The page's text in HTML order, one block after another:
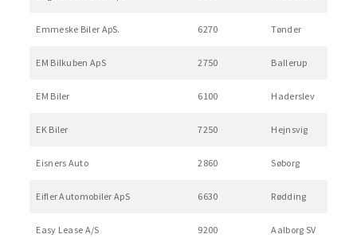
Emmeske Biler ApS. 6270 Tønder
EM Bilkuben ApS 2750 Ballerup
EM Biler 6100 Haderslev
EK Biler 7250 Hejnsvig
Eisners Auto 2860 Søborg
Eifler Automobiler ApS 6630 Rødding
Easy Lease A/S 9200 Aalborg SV